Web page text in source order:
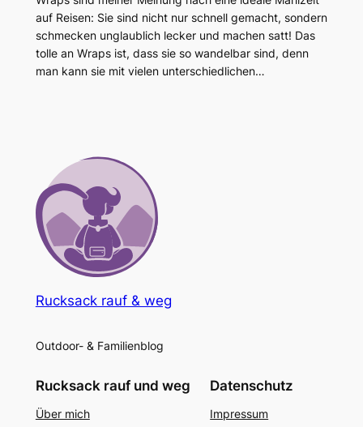
auf Reisen: Sie sind nicht nur schnell gemacht, sondern
schmecken unglaublich lecker und machen satt! Das
tolle an Wraps ist, dass sie so wandelbar sind, denn
man kann sie mit vielen unterschiedlichen…
Rucksack rauf & weg
Outdoor- & Familienblog
Rucksack rauf und weg
Über mich
Datenschutz
Impressum